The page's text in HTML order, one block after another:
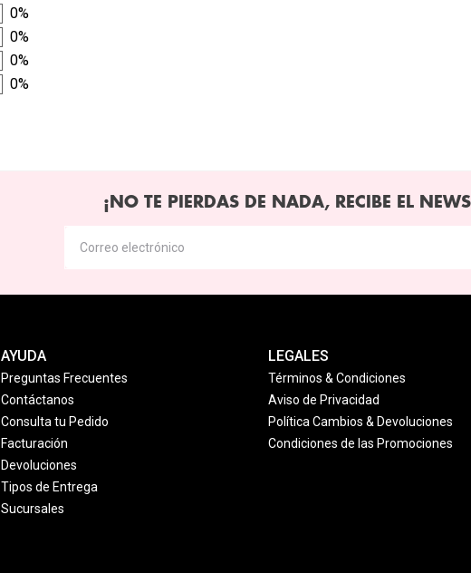
0%
0%
0%
0%
¡NO TE PIERDAS DE NADA, RECIBE EL
AYUDA
Preguntas Frecuentes
Contáctanos
Consulta tu Pedido
Facturación
Devoluciones
Tipos de Entrega
Sucursales
LEGALES
Términos & Condiciones
Aviso de Privacidad
Política Cambios & Devoluciones
Condiciones de las Promociones